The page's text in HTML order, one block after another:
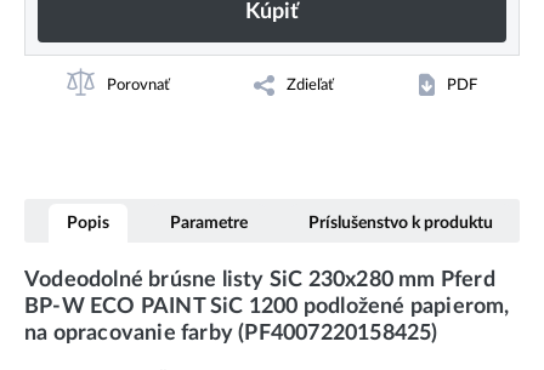
Kúpiť
Porovnať Zdieľať PDF
Popis Parametre Príslušenstvo k produktu
Vodeodolné brúsne listy SiC 230x280 mm Pferd
BP-W ECO PAINT SiC 1200 podložené papierom,
na opracovanie farby (PF4007220158425)